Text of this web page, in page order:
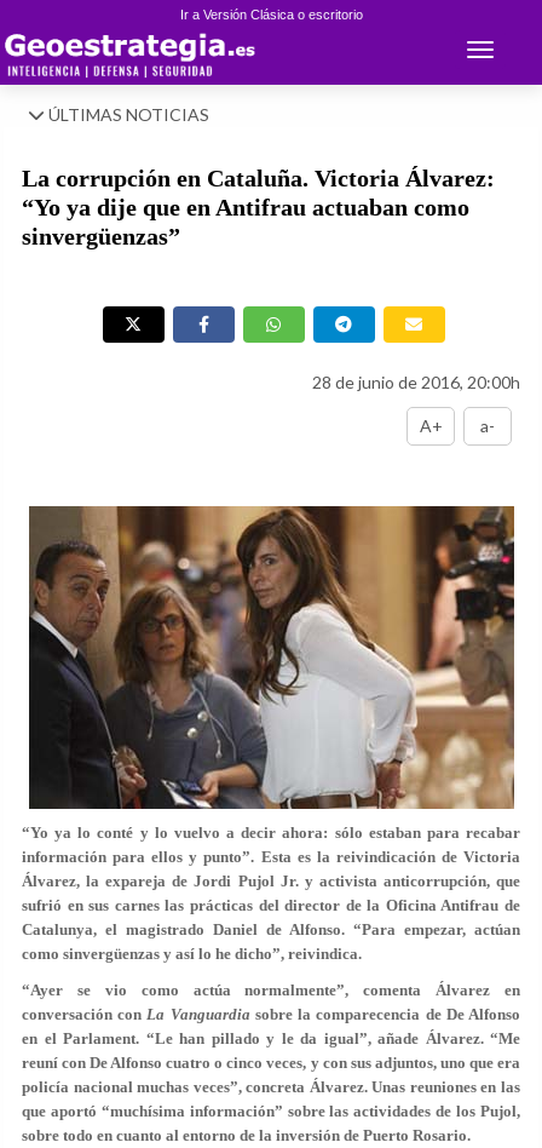
Ir a Versión Clásica o escritorio
Toggle
ÚLTIMAS NOTICIAS
La corrupción en Cataluña. Victoria Álvarez:
“Yo ya dije que en Antifrau actuaban como
sinvergüenzas”
28 de junio de 2016, 20:00h
A+ a-
“Yo ya lo conté y lo vuelvo a decir ahora: sólo estaban para recabar
información para ellos y punto”. Esta es la reivindicación de Victoria
Álvarez, la expareja de Jordi Pujol Jr. y activista anticorrupción, que
sufrió en sus carnes las prácticas del director de la Oficina Antifrau de
Catalunya, el magistrado Daniel de Alfonso. “Para empezar, actúan
como sinvergüenzas y así lo he dicho”, reivindica.
“Ayer se vio como actúa normalmente”, comenta Álvarez en
conversación con La Vanguardia sobre la comparecencia de De Alfonso
en el Parlament. “Le han pillado y le da igual”, añade Álvarez. “Me
reuní con De Alfonso cuatro o cinco veces, y con sus adjuntos, uno que era
policía nacional muchas veces”, concreta Álvarez. Unas reuniones en las
que aportó “muchísima información” sobre las actividades de los Pujol,
sobre todo en cuanto al entorno de la inversión de Puerto Rosario.